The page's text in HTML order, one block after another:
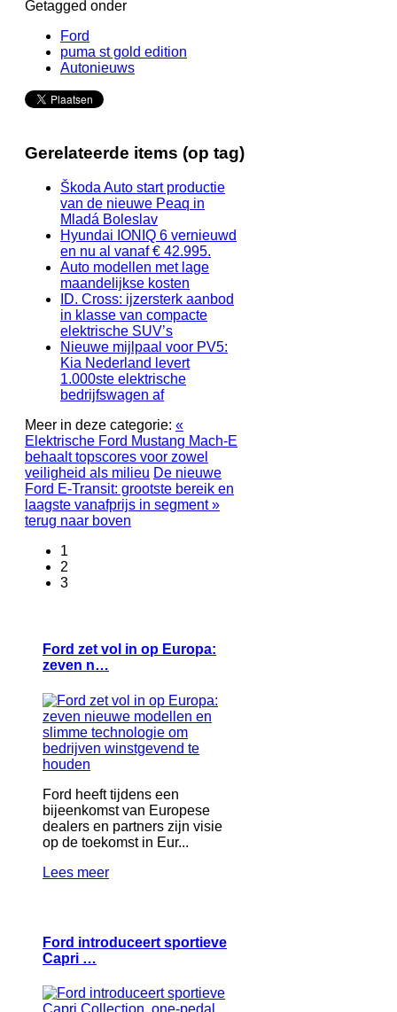
Getagged onder
Ford
puma st gold edition
Autonieuws
Gerelateerde items (op tag)
Škoda Auto start productie
van de nieuwe Peaq in
Mladá Boleslav
Hyundai IONIQ 6 vernieuwd
en nu al vanaf € 42.995.
Auto modellen met lage
maandelijkse kosten
ID. Cross: ijzersterk aanbod
in klasse van compacte
elektrische SUV’s
Nieuwe mijlpaal voor PV5:
Kia Nederland levert
1.000ste elektrische
bedrijfswagen af
Meer in deze categorie: «
Elektrische Ford Mustang Mach-E
behaalt topscores voor zowel
veiligheid als milieu De nieuwe
Ford E-Transit: grootste bereik en
laagste vanafprijs in segment »
terug naar boven
1
2
3
Ford zet vol in op Europa:
zeven n…
Ford heeft tijdens een
bijeenkomst van Europese
dealers en partners zijn visie
op de toekomst in Eur...
Lees meer
Ford introduceert sportieve
Capri …